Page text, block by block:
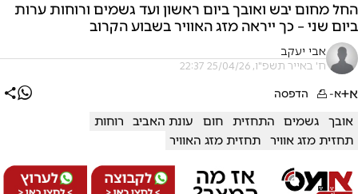
החל מחום יבש ואובך ביום ראשון ועד גשמים ורוחות ערות
ביום שני – כך ייראה מזג האוויר בשבוע הקרוב
אבי יעקב
ח' באייר תשפ"ו, 25/04/26 22:37
א+א- הדפסה
אובך גשמים התחזית חום עונת האביב
רוחות
תחזית מזג אוויר
תחזית מזג האוויר